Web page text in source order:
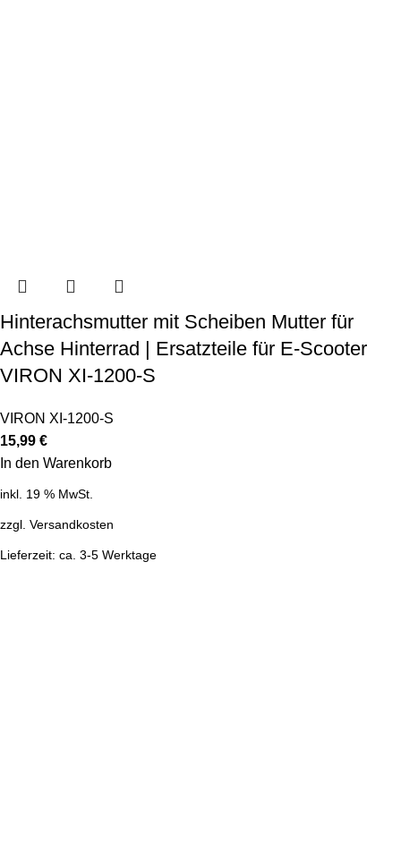
Hinterachsmutter mit Scheiben Mutter für
Achse Hinterrad | Ersatzteile für E-Scooter
VIRON XI-1200-S
VIRON XI-1200-S
15,99 €
In den Warenkorb
inkl. 19 % MwSt.
zzgl. Versandkosten
Lieferzeit: ca. 3-5 Werktage